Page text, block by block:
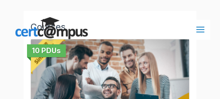
contenido
Courses
10 PDUs